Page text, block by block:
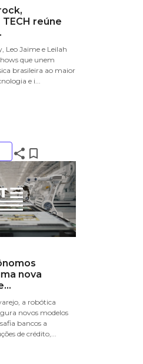
TECH reúne
Leo Jaime e Leilah
que unem
brasileira ao maior
e i...
share bookmark_border
nova
a robótica
novos modelos
bancos a
de crédito,...